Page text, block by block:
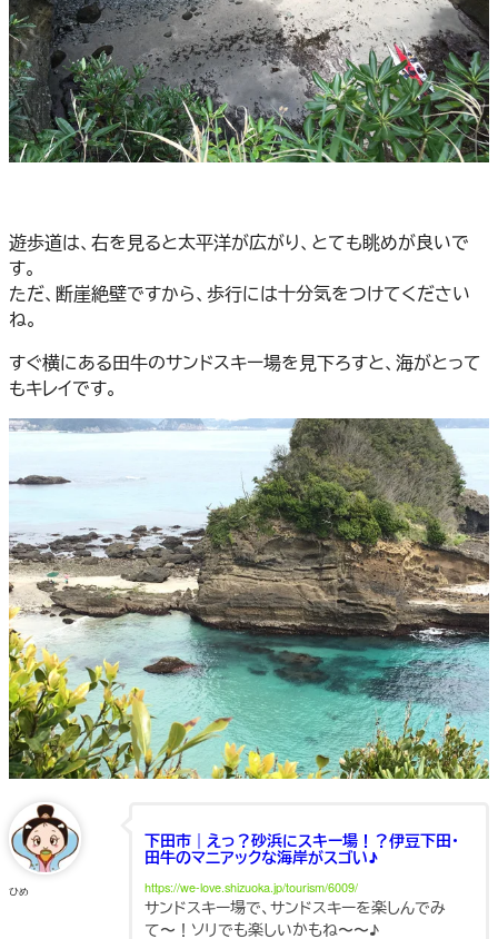
遊歩道は、右を見ると太平洋が広がり、とても眺めが良いで
す。
ただ、断崖絶壁ですから、歩行には十分気をつけてください
ね。
すぐ横にある田牛のサンドスキー場を見下ろすと、海がとって
もキレイです。
ひめ
下田市｜えっ？砂浜にスキー場！？伊豆下田・
田牛のマニアックな海岸がスゴい♪
https://we-love.shizuoka.jp/tourism/6009/
サンドスキー場で、サンドスキーを楽しんでみ
て〜！ソリでも楽しいかもね〜〜♪